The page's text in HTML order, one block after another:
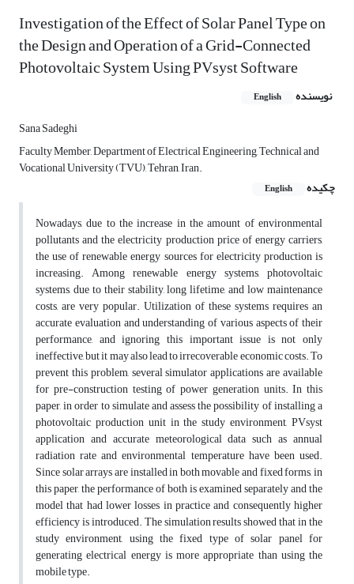
Investigation of the Effect of Solar Panel Type on
the Design and Operation of a Grid-Connected
Photovoltaic System Using PVsyst Software
نویسنده English
Sana Sadeghi
Faculty Member, Department of Electrical Engineering, Technical and
Vocational University (TVU), Tehran, Iran.
چکیده
English
Nowadays, due to the increase in the amount of environmental
pollutants and the electricity production price of energy carriers,
the use of renewable energy sources for electricity production is
increasing. Among renewable energy systems, photovoltaic
systems, due to their stability, long lifetime, and low maintenance
costs, are very popular. Utilization of these systems requires an
accurate evaluation and understanding of various aspects of their
performance, and ignoring this important issue is not only
ineffective, but it may also lead to irrecoverable economic costs. To
prevent this problem, several simulator applications are available
for pre-construction testing of power generation units. In this
paper, in order to simulate and assess the possibility of installing a
photovoltaic production unit in the study environment, PVsyst
application and accurate meteorological data such as annual
radiation rate and environmental temperature have been used.
Since solar arrays are installed in both movable and fixed forms, in
this paper, the performance of both is examined separately and the
model that had lower losses in practice and consequently higher
efficiency is introduced. The simulation results showed that in the
study environment, using the fixed type of solar panel for
generating electrical energy is more appropriate than using the
mobile type.